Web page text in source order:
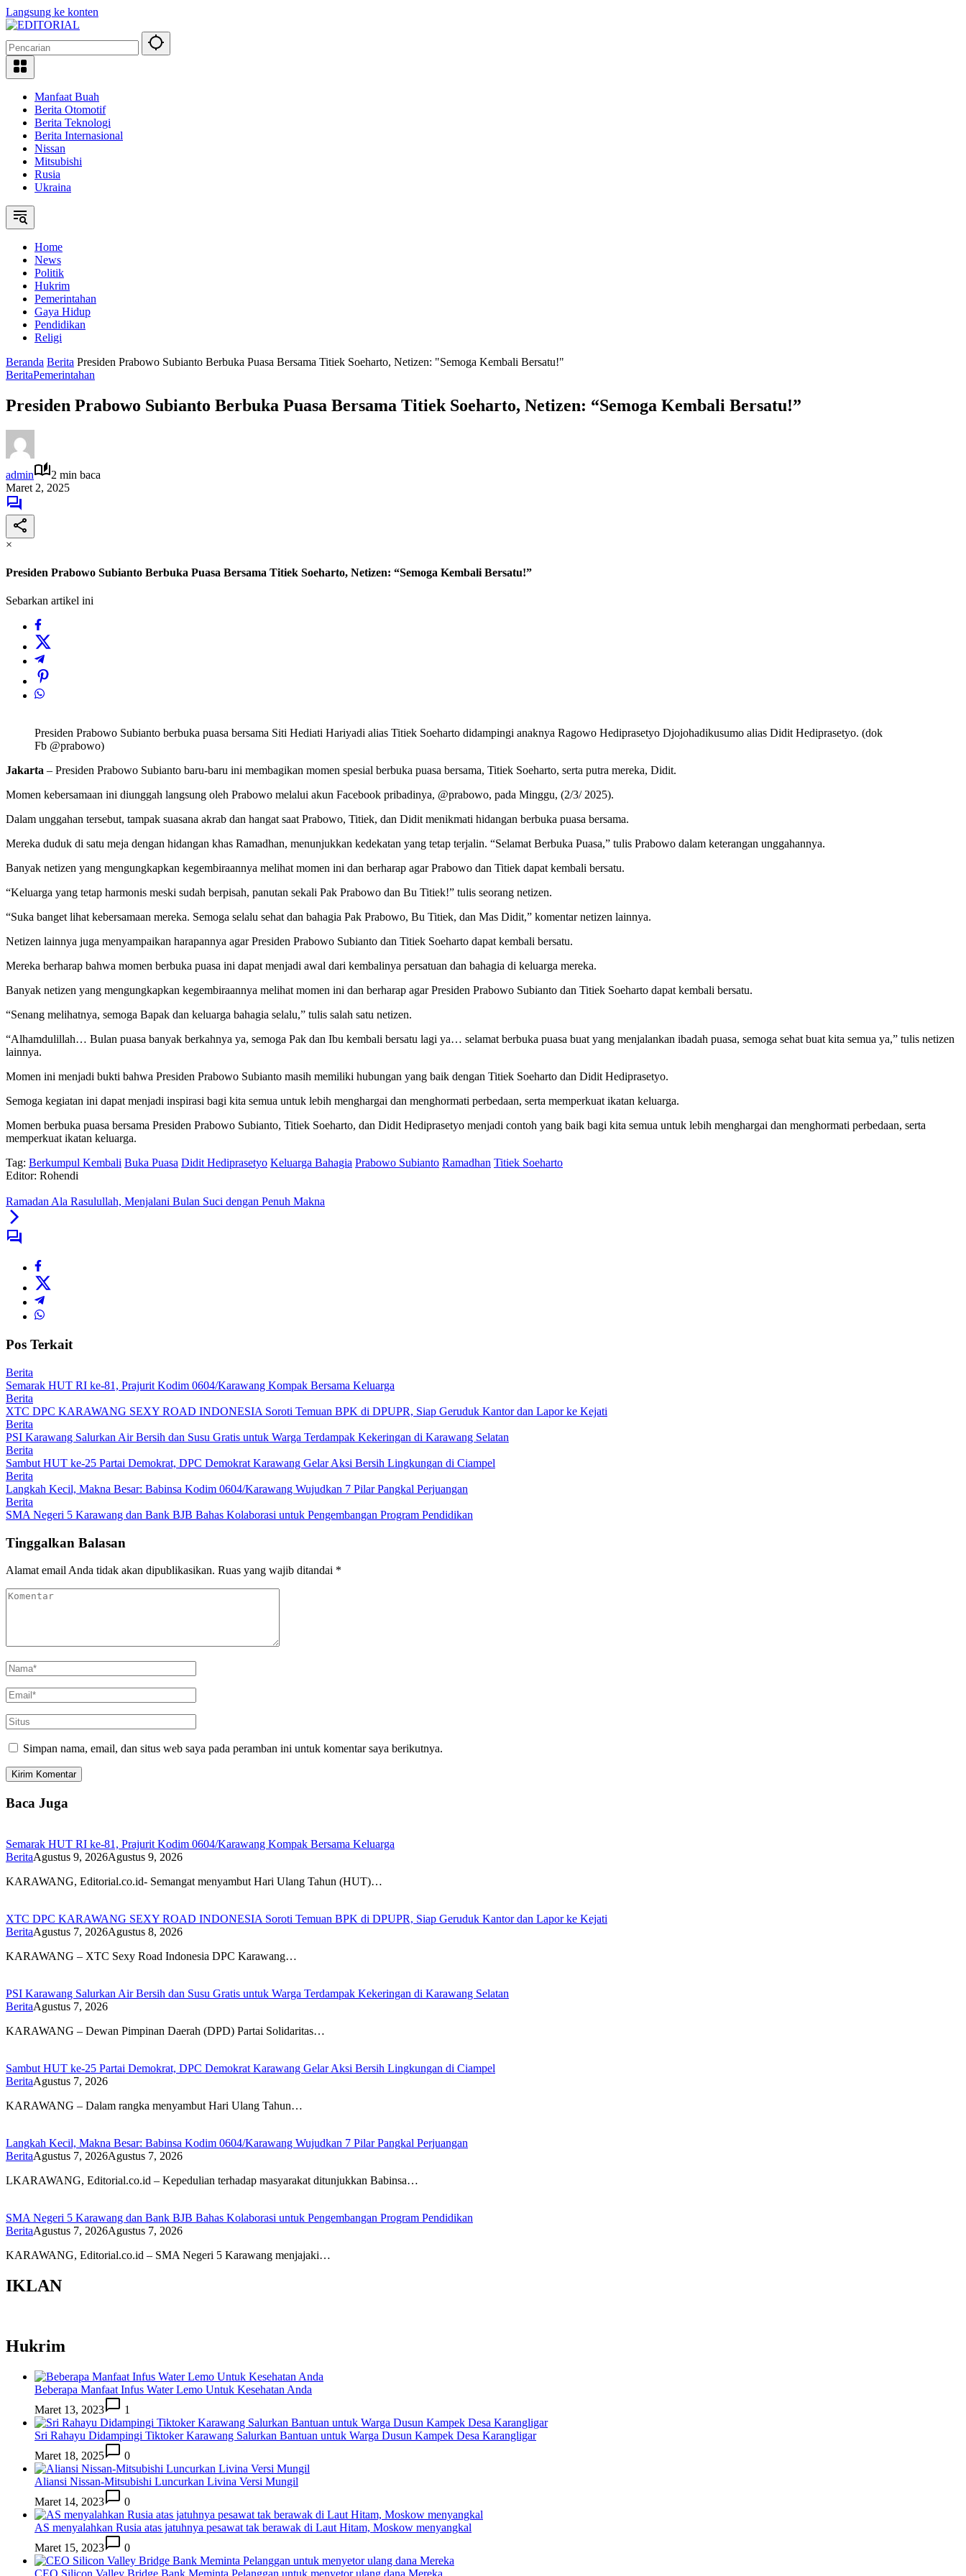
Langsung ke konten
Manfaat Buah
Berita Otomotif
Berita Teknologi
Berita Internasional
Nissan
Mitsubishi
Rusia
Ukraina
Home
News
Politik
Hukrim
Pemerintahan
Gaya Hidup
Pendidikan
Religi
Beranda Berita Presiden Prabowo Subianto Berbuka Puasa Bersama Titiek Soeharto, Netizen: "Semoga Kembali Bersatu!"
BeritaPemerintahan
Presiden Prabowo Subianto Berbuka Puasa Bersama Titiek Soeharto, Netizen: “Semoga Kembali Bersatu!”
admin
2 min baca
Maret 2, 2025
×
Presiden Prabowo Subianto Berbuka Puasa Bersama Titiek Soeharto, Netizen: “Semoga Kembali Bersatu!”
Sebarkan artikel ini
Presiden Prabowo Subianto berbuka puasa bersama Siti Hediati Hariyadi alias Titiek Soeharto didampingi anaknya Ragowo Hediprasetyo Djojohadikusumo alias Didit Hediprasetyo. (dok
Fb @prabowo)
Jakarta – Presiden Prabowo Subianto baru-baru ini membagikan momen spesial berbuka puasa bersama, Titiek Soeharto, serta putra mereka, Didit.
Momen kebersamaan ini diunggah langsung oleh Prabowo melalui akun Facebook pribadinya, @prabowo, pada Minggu, (2/3/ 2025).
Dalam unggahan tersebut, tampak suasana akrab dan hangat saat Prabowo, Titiek, dan Didit menikmati hidangan berbuka puasa bersama.
Mereka duduk di satu meja dengan hidangan khas Ramadhan, menunjukkan kedekatan yang tetap terjalin. “Selamat Berbuka Puasa,” tulis Prabowo dalam keterangan unggahannya.
Banyak netizen yang mengungkapkan kegembiraannya melihat momen ini dan berharap agar Prabowo dan Titiek dapat kembali bersatu.
“Keluarga yang tetap harmonis meski sudah berpisah, panutan sekali Pak Prabowo dan Bu Titiek!” tulis seorang netizen.
“Suka banget lihat kebersamaan mereka. Semoga selalu sehat dan bahagia Pak Prabowo, Bu Titiek, dan Mas Didit,” komentar netizen lainnya.
Netizen lainnya juga menyampaikan harapannya agar Presiden Prabowo Subianto dan Titiek Soeharto dapat kembali bersatu.
Mereka berharap bahwa momen berbuka puasa ini dapat menjadi awal dari kembalinya persatuan dan bahagia di keluarga mereka.
Banyak netizen yang mengungkapkan kegembiraannya melihat momen ini dan berharap agar Presiden Prabowo Subianto dan Titiek Soeharto dapat kembali bersatu.
“Senang melihatnya, semoga Bapak dan keluarga bahagia selalu,” tulis salah satu netizen.
“Alhamdulillah… Bulan puasa banyak berkahnya ya, semoga Pak dan Ibu kembali bersatu lagi ya… selamat berbuka puasa buat yang menjalankan ibadah puasa, semoga sehat buat kita semua ya,” tulis netizen
lainnya.
Momen ini menjadi bukti bahwa Presiden Prabowo Subianto masih memiliki hubungan yang baik dengan Titiek Soeharto dan Didit Hediprasetyo.
Semoga kegiatan ini dapat menjadi inspirasi bagi kita semua untuk lebih menghargai dan menghormati perbedaan, serta memperkuat ikatan keluarga.
Momen berbuka puasa bersama Presiden Prabowo Subianto, Titiek Soeharto, dan Didit Hediprasetyo menjadi contoh yang baik bagi kita semua untuk lebih menghargai dan menghormati perbedaan, serta
memperkuat ikatan keluarga.
Tag: Berkumpul Kembali Buka Puasa Didit Hediprasetyo Keluarga Bahagia Prabowo Subianto Ramadhan Titiek Soeharto
Editor: Rohendi
Ramadan Ala Rasulullah, Menjalani Bulan Suci dengan Penuh Makna
Pos Terkait
Berita
Semarak HUT RI ke-81, Prajurit Kodim 0604/Karawang Kompak Bersama Keluarga
Berita
XTC DPC KARAWANG SEXY ROAD INDONESIA Soroti Temuan BPK di DPUPR, Siap Geruduk Kantor dan Lapor ke Kejati
Berita
PSI Karawang Salurkan Air Bersih dan Susu Gratis untuk Warga Terdampak Kekeringan di Karawang Selatan
Berita
Sambut HUT ke-25 Partai Demokrat, DPC Demokrat Karawang Gelar Aksi Bersih Lingkungan di Ciampel
Berita
Langkah Kecil, Makna Besar: Babinsa Kodim 0604/Karawang Wujudkan 7 Pilar Pangkal Perjuangan
Berita
SMA Negeri 5 Karawang dan Bank BJB Bahas Kolaborasi untuk Pengembangan Program Pendidikan
Tinggalkan Balasan
Alamat email Anda tidak akan dipublikasikan. Ruas yang wajib ditandai *
Simpan nama, email, dan situs web saya pada peramban ini untuk komentar saya berikutnya.
Baca Juga
Semarak HUT RI ke-81, Prajurit Kodim 0604/Karawang Kompak Bersama Keluarga
BeritaAgustus 9, 2026Agustus 9, 2026
KARAWANG, Editorial.co.id- Semangat menyambut Hari Ulang Tahun (HUT)…
XTC DPC KARAWANG SEXY ROAD INDONESIA Soroti Temuan BPK di DPUPR, Siap Geruduk Kantor dan Lapor ke Kejati
BeritaAgustus 7, 2026Agustus 8, 2026
KARAWANG – XTC Sexy Road Indonesia DPC Karawang…
PSI Karawang Salurkan Air Bersih dan Susu Gratis untuk Warga Terdampak Kekeringan di Karawang Selatan
BeritaAgustus 7, 2026
KARAWANG – Dewan Pimpinan Daerah (DPD) Partai Solidaritas…
Sambut HUT ke-25 Partai Demokrat, DPC Demokrat Karawang Gelar Aksi Bersih Lingkungan di Ciampel
BeritaAgustus 7, 2026
KARAWANG – Dalam rangka menyambut Hari Ulang Tahun…
Langkah Kecil, Makna Besar: Babinsa Kodim 0604/Karawang Wujudkan 7 Pilar Pangkal Perjuangan
BeritaAgustus 7, 2026Agustus 7, 2026
LKARAWANG, Editorial.co.id – Kepedulian terhadap masyarakat ditunjukkan Babinsa…
SMA Negeri 5 Karawang dan Bank BJB Bahas Kolaborasi untuk Pengembangan Program Pendidikan
BeritaAgustus 7, 2026Agustus 7, 2026
KARAWANG, Editorial.co.id – SMA Negeri 5 Karawang menjajaki…
IKLAN
Hukrim
Beberapa Manfaat Infus Water Lemo Untuk Kesehatan Anda
Maret 13, 2023
1
Sri Rahayu Didampingi Tiktoker Karawang Salurkan Bantuan untuk Warga Dusun Kampek Desa Karangligar
Maret 18, 2025
0
Aliansi Nissan-Mitsubishi Luncurkan Livina Versi Mungil
Maret 14, 2023
0
AS menyalahkan Rusia atas jatuhnya pesawat tak berawak di Laut Hitam, Moskow menyangkal
Maret 15, 2023
0